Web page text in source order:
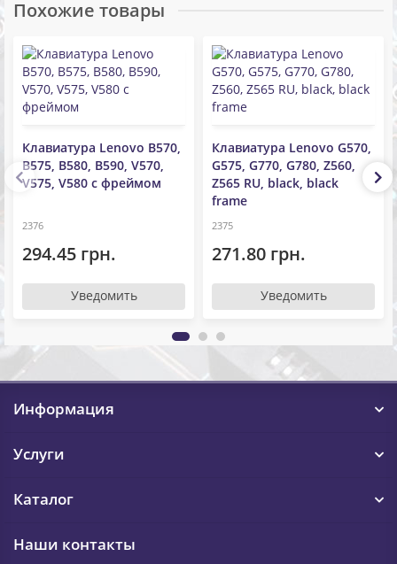
Похожие товары
Клавиатура Lenovo B570,
B575, B580, B590, V570,
V575, V580 с фреймом
2376
294.45 грн.
Уведомить
Клавиатура Lenovo G570,
G575, G770, G780, Z560,
Z565 RU, black, black
frame
2375
271.80 грн.
Уведомить
Информация
Услуги
Каталог
Наши контакты